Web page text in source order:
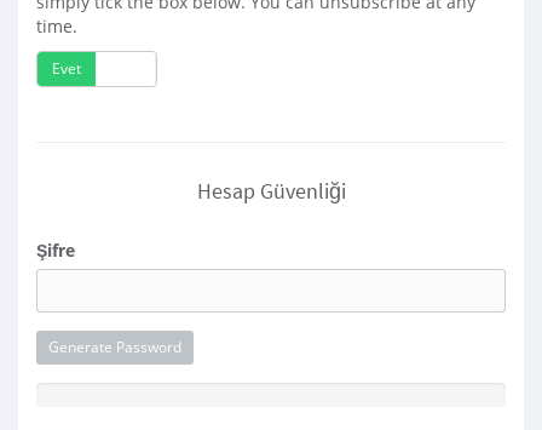
time.
Evet
Hesap Güvenliği
Şifre
Generate Password